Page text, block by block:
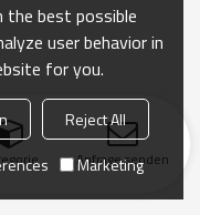
Anfrage senden
the best possible
user behavior in
for you.
Reject All
Marketing